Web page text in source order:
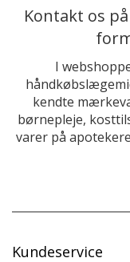
Kontakt os på
I
kendte
børnepleje,
varer på
Kundeservice